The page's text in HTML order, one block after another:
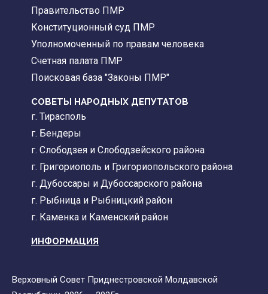
Правительство ПМР
Конституционный суд ПМР
Уполномоченный по правам человека
Счетная палата ПМР
Поисковая база "Законы ПМР"
СОВЕТЫ НАРОДНЫХ ДЕПУТАТОВ
г. Тирасполь
г. Бендеры
г. Слободзея и Слободзейского района
г. Григориополь и Григориопольского района
г. Дубоссары и Дубоссарского района
г. Рыбница и Рыбницкий район
г. Каменка и Каменский район
ИНФОРМАЦИЯ
Верховный Совет Приднестровской Молдавской